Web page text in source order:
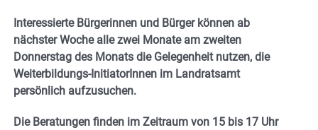
Interessierte Bürgerinnen und Bürger können ab
nächster Woche alle zwei Monate am zweiten
Donnerstag des Monats die Gelegenheit nutzen, die
Weiterbildungs-InitiatorInnen im Landratsamt
persönlich aufzusuchen.
Die Beratungen finden im Zeitraum von 15 bis 17 Uhr